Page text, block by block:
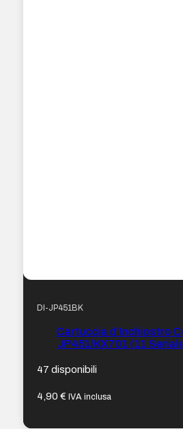
DI-JP451BK
Cartuccia d’Inchiostro
JP451/KX701 (11
47 disponibili
4,90€ IVA inclusa